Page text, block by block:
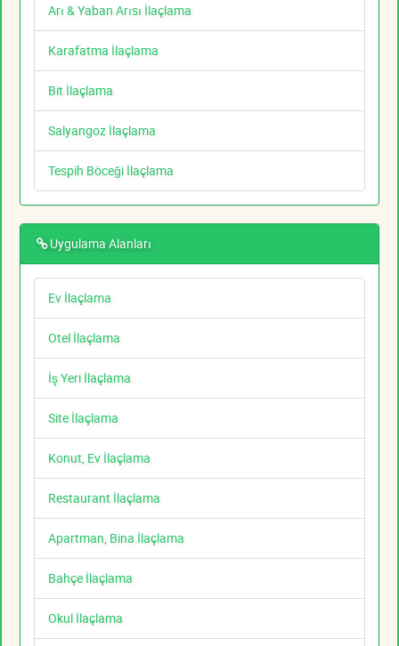
Arı & Yaban Arısı İlaçlama
Karafatma İlaçlama
Bit İlaçlama
Salyangoz İlaçlama
Tespih Böceği İlaçlama
Uygulama Alanları
Ev İlaçlama
Otel İlaçlama
İş Yeri İlaçlama
Site İlaçlama
Konut, Ev İlaçlama
Restaurant İlaçlama
Apartman, Bina İlaçlama
Bahçe İlaçlama
Okul İlaçlama